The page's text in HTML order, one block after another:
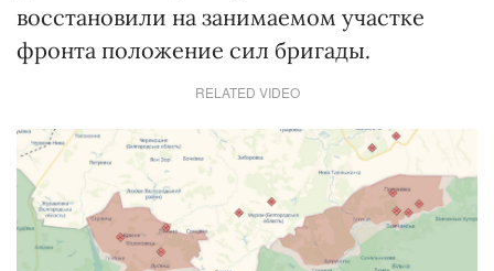
восстановили на занимаемом участке
фронта положение сил бригады.
RELATED VIDEO